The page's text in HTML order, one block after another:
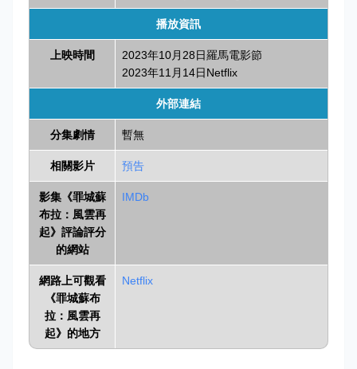
播放資訊
上映時間
2023年10月28日羅馬電影節
2023年11月14日Netflix
外部連結
分集劇情 暫無
相關影片 預告
影集《罪城蘇
布拉：風雲再
起》評論評分
的網站
IMDb
網路上可觀看
《罪城蘇布
拉：風雲再
起》的地方
Netflix